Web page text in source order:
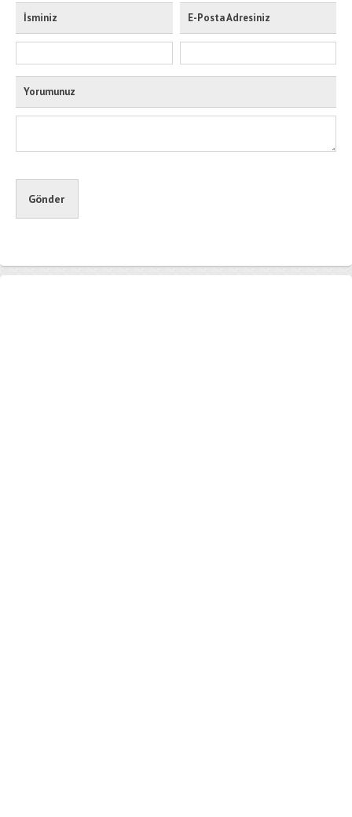
İsminiz E-Posta Adresiniz
Yorumunuz